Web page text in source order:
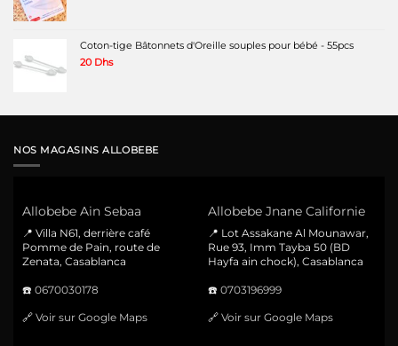
Coton-tige Bâtonnets d'Oreille souples pour bébé - 55pcs
20 Dhs
NOS MAGASINS ALLOBEBE
Allobebe Ain Sebaa
📍 Villa N61, derrière café
Pomme de Pain, route de
Zenata, Casablanca
☎️ 0670030178
🔗 Voir sur Google Maps
Allobebe Jnane Californie
📍 Lot Assakane Al Mounawar,
Rue 93, Imm Tayba 50 (BD
Hayfa ain chock), Casablanca
☎️ 0703196999
🔗 Voir sur Google Maps